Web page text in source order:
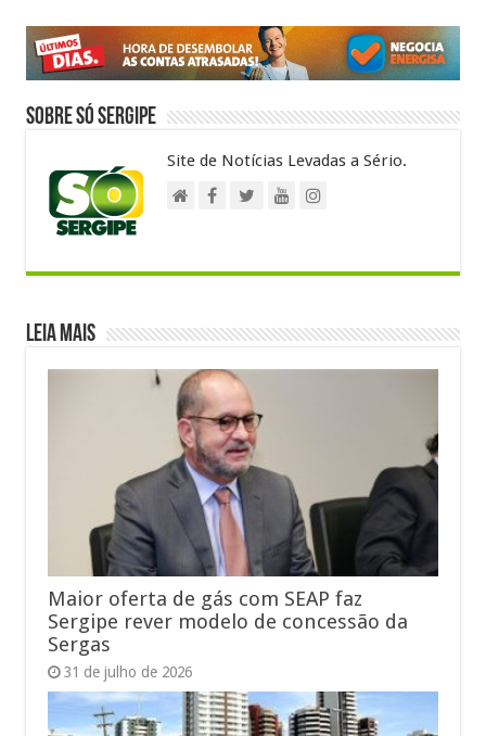
p o
k
m
Sobre Só Sergipe
Site de Notícias Levadas a Sério.
Leia Mais
Maior oferta de gás com SEAP faz
Sergipe rever modelo de concessão da
Sergas
31 de julho de 2026